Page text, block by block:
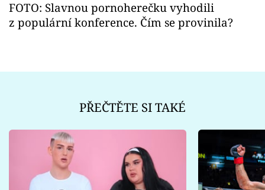
FOTO: Slavnou pornoherečku vyhodili
z populární konference. Čím se provinila?
PŘEČTĚTE SI TAKÉ